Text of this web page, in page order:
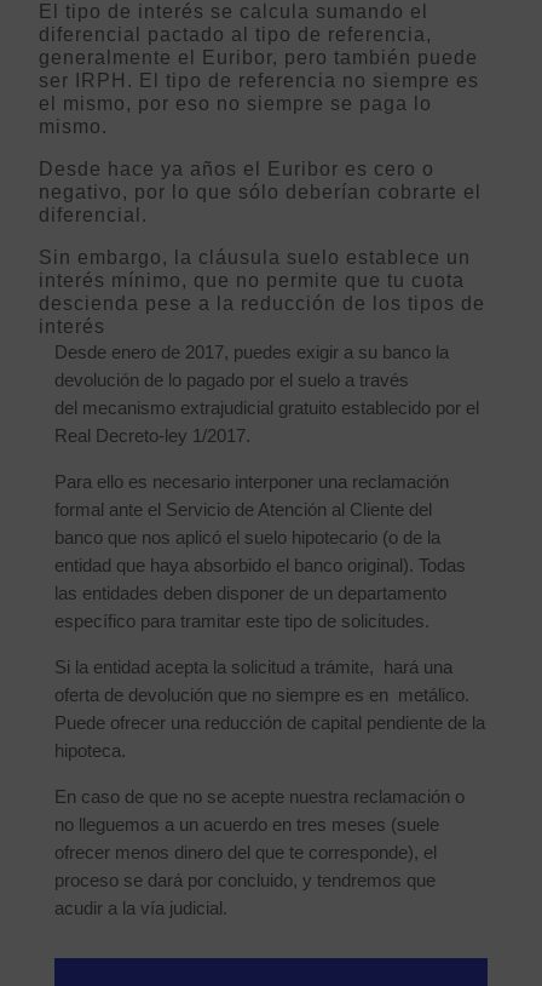
El tipo de interés se calcula sumando el
diferencial pactado al tipo de referencia,
generalmente el Euribor, pero también puede
ser IRPH. El tipo de referencia no siempre es
el mismo, por eso no siempre se paga lo
mismo.
Desde hace ya años el Euribor es cero o
negativo, por lo que sólo deberían cobrarte el
diferencial.
Sin embargo, la cláusula suelo establece un
interés mínimo, que no permite que tu cuota
descienda pese a la reducción de los tipos de
interés
Desde enero de 2017, puedes exigir a su banco la
devolución de lo pagado por el suelo a través
del mecanismo extrajudicial gratuito establecido por el
Real Decreto-ley 1/2017.
Para ello es necesario interponer una reclamación
formal ante el Servicio de Atención al Cliente del
banco que nos aplicó el suelo hipotecario (o de la
entidad que haya absorbido el banco original). Todas
las entidades deben disponer de un departamento
específico para tramitar este tipo de solicitudes.
Si la entidad acepta la solicitud a trámite, hará una
oferta de devolución que no siempre es en metálico.
Puede ofrecer una reducción de capital pendiente de la
hipoteca.
En caso de que no se acepte nuestra reclamación o
no lleguemos a un acuerdo en tres meses (suele
ofrecer menos dinero del que te corresponde), el
proceso se dará por concluido, y tendremos que
acudir a la vía judicial.